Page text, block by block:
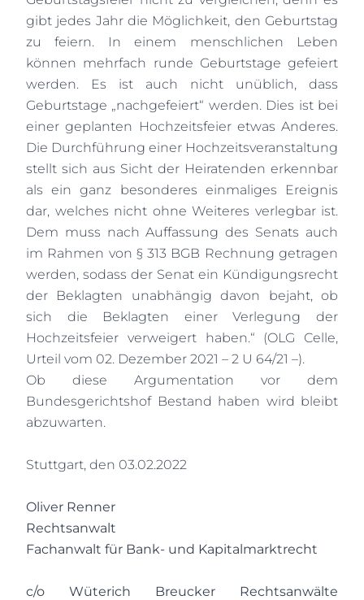
gibt jedes Jahr die Möglichkeit, den Geburtstag
zu feiern. In einem menschlichen Leben
können mehrfach runde Geburtstage gefeiert
werden. Es ist auch nicht unüblich, dass
Geburtstage „nachgefeiert“ werden. Dies ist bei
einer geplanten Hochzeitsfeier etwas Anderes.
Die Durchführung einer Hochzeitsveranstaltung
stellt sich aus Sicht der Heiratenden erkennbar
als ein ganz besonderes einmaliges Ereignis
dar, welches nicht ohne Weiteres verlegbar ist.
Dem muss nach Auffassung des Senats auch
im Rahmen von § 313 BGB Rechnung getragen
werden, sodass der Senat ein Kündigungsrecht
der Beklagten unabhängig davon bejaht, ob
sich die Beklagten einer Verlegung der
Hochzeitsfeier verweigert haben.“ (OLG Celle,
Urteil vom 02. Dezember 2021 – 2 U 64/21 –).
Ob diese Argumentation vor dem
Bundesgerichtshof Bestand haben wird bleibt
abzuwarten.
Stuttgart, den 03.02.2022
Oliver Renner
Rechtsanwalt
Fachanwalt für Bank- und Kapitalmarktrecht
c/o Wüterich Breucker Rechtsanwälte